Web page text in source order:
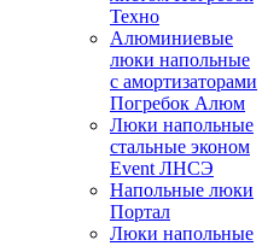
Техно
Алюминиевые
люки напольные
с амортизаторами
Погребок Алюм
Люки напольные
стальные эконом
Event ЛНСЭ
Напольные люки
Портал
Люки напольные